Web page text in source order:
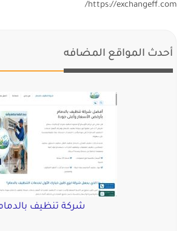
https://exchangeff.com/
أحدث المواقع المضافه
شركة تنظيف بالدمام